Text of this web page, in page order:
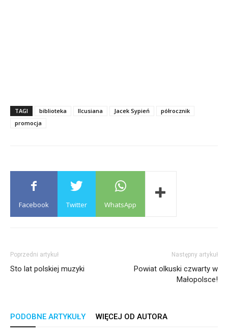
TAGI biblioteka Ilcusiana Jacek Sypień
półrocznik
promocja
Facebook Twitter WhatsApp
Poprzedni artykuł
Sto lat polskiej muzyki
Następny artykuł
Powiat olkuski czwarty w
Małopolsce!
PODOBNE ARTYKUŁY WIĘCEJ OD AUTORA